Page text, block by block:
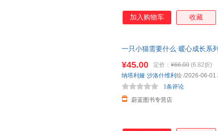
加入购物车 收藏
一只小猫需要什么·暖心成长系
正规发票
¥45.00 定价： ¥66.00 (6.82折)
蔚蓝图书专营店
1条评论
纳塔利娅·沙洛什维利 绘 /2026-06-01